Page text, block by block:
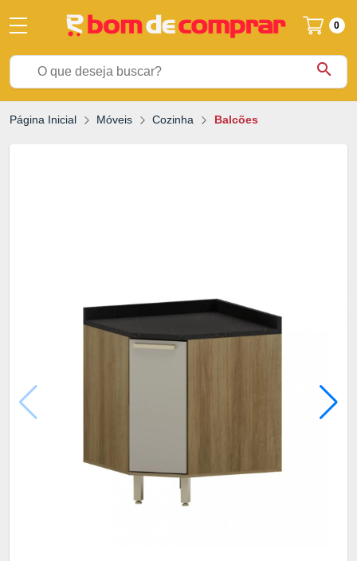
search
0
Página Inicial Móveis Cozinha Balcões